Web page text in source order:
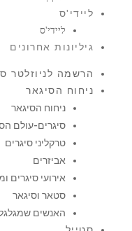
ליידי'ס
ליידי'ס
גיליונות אחרונים
הרשמה לניוזלטר
ניחוח הסיגאר
ניחוח הסיגאר
סיגרים-עולם
טרקליני סיגרים
אביזרים
אירועי סיגרים
סטאר וסיגאר
האנשים